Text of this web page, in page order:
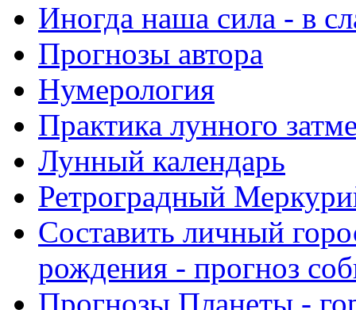
Иногда наша сила - в
Прогнозы автора
Нумерология
Практика лунного
Лунный календарь
Ретроградный
Составить личный
рождения - прогноз